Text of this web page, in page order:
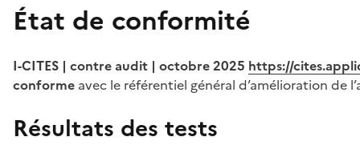
État de conformité
I-CITES | contre audit | octobre 2025 https://
conforme avec le référentiel général d’amélioration de
Résultats des tests